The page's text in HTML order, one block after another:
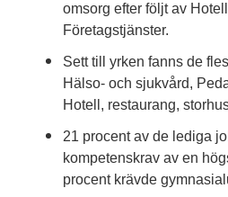
omsorg efter följt av
Företagstjänster.
Sett till yrken fanns de
Hälso- och sjukvård,
Hotell, restaurang,
21 procent av de lediga
kompetenskrav av en
procent krävde